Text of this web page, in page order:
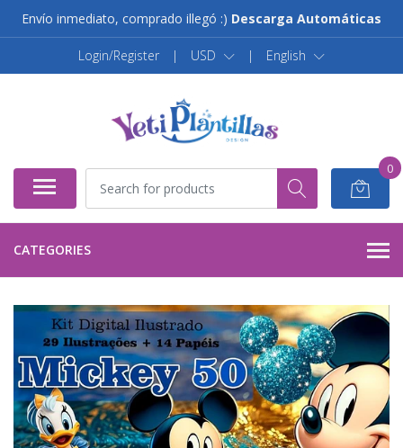
Envío inmediato, comprado illegó :) Descarga Automáticas
Login/Register | USD | English
0
CATEGORIES